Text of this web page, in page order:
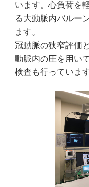
います。心負荷を
る大動脈内バルー
ます。
冠動脈の狭窄評価
動脈内の圧を用い
検査も行っています